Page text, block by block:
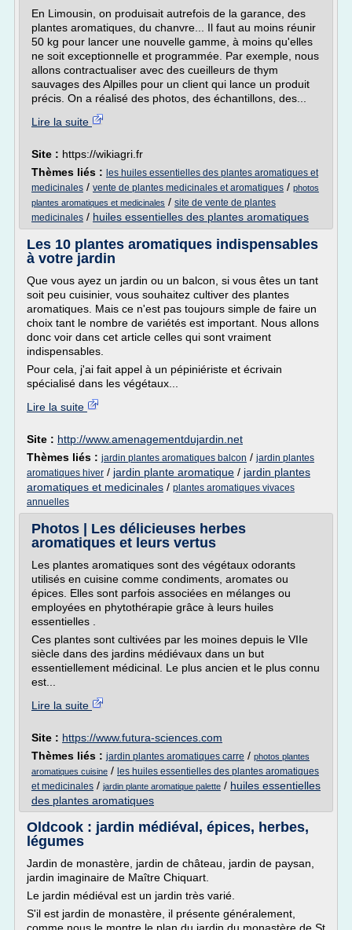
En Limousin, on produisait autrefois de la garance, des
plantes aromatiques, du chanvre... Il faut au moins réunir
50 kg pour lancer une nouvelle gamme, à moins qu'elles
ne soit exceptionnelle et programmée. Par exemple, nous
allons contractualiser avec des cueilleurs de thym
sauvages des Alpilles pour un client qui lance un produit
précis. On a réalisé des photos, des échantillons, des...
Lire la suite
Site : https://wikiagri.fr
Thèmes liés : les huiles essentielles des plantes aromatiques et
medicinales / vente de plantes medicinales et aromatiques / photos
plantes aromatiques et medicinales / site de vente de plantes
medicinales / huiles essentielles des plantes aromatiques
Les 10 plantes aromatiques indispensables
à votre jardin
Que vous ayez un jardin ou un balcon, si vous êtes un tant
soit peu cuisinier, vous souhaitez cultiver des plantes
aromatiques. Mais ce n'est pas toujours simple de faire un
choix tant le nombre de variétés est important. Nous allons
donc voir dans cet article celles qui sont vraiment
indispensables.
Pour cela, j'ai fait appel à un pépiniériste et écrivain
spécialisé dans les végétaux...
Lire la suite
Site : http://www.amenagementdujardin.net
Thèmes liés : jardin plantes aromatiques balcon / jardin plantes
aromatiques hiver / jardin plante aromatique / jardin plantes
aromatiques et medicinales / plantes aromatiques vivaces
annuelles
Photos | Les délicieuses herbes
aromatiques et leurs vertus
Les plantes aromatiques sont des végétaux odorants
utilisés en cuisine comme condiments, aromates ou
épices. Elles sont parfois associées en mélanges ou
employées en phytothérapie grâce à leurs huiles
essentielles .
Ces plantes sont cultivées par les moines depuis le VIIe
siècle dans des jardins médiévaux dans un but
essentiellement médicinal. Le plus ancien et le plus connu
est...
Lire la suite
Site : https://www.futura-sciences.com
Thèmes liés : jardin plantes aromatiques carre / photos plantes
aromatiques cuisine / les huiles essentielles des plantes aromatiques
et medicinales / jardin plante aromatique palette / huiles essentielles
des plantes aromatiques
Oldcook : jardin médiéval, épices, herbes,
légumes
Jardin de monastère, jardin de château, jardin de paysan,
jardin imaginaire de Maître Chiquart.
Le jardin médiéval est un jardin très varié.
S'il est jardin de monastère, il présente généralement,